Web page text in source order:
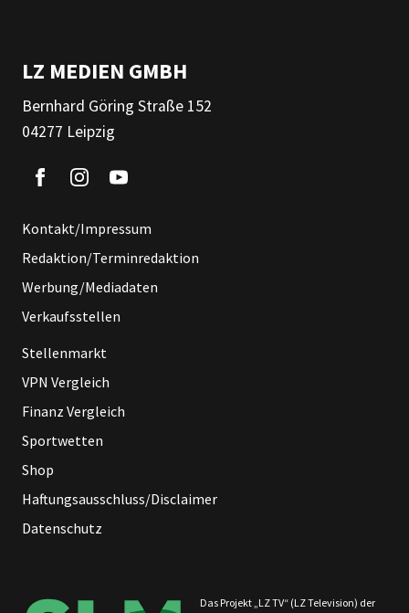
LZ MEDIEN GMBH
Bernhard Göring Straße 152
04277 Leipzig
Kontakt/Impressum
Redaktion/Terminredaktion
Werbung/Mediadaten
Verkaufsstellen
Stellenmarkt
VPN Vergleich
Finanz Vergleich
Sportwetten
Shop
Haftungsausschluss/Disclaimer
Datenschutz
Das Projekt „LZ TV“ (LZ Television) der